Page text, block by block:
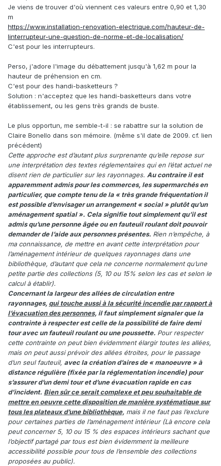
Je viens de trouver d'où viennent ces valeurs entre 0,90 et 1,30
m
https://www.installation-renovation-electrique.com/hauteur-de-
linterrupteur-une-question-de-norme-et-de-localisation/
C'est pour les interrupteurs.
Perso, j'adore l'image du débattement jusqu'à 1,62 m pour la
hauteur de préhension en cm.
C'est pour des handi-basketteurs ?
Solution : n'acceptez que les handi-basketteurs dans votre
établissement, ou les gens très grands de buste.
Le plus opportun, me semble-t-il : se rabattre sur la solution de
Claire Bonello dans son mémoire. (même s'il date de 2009. cf. lien
précédent)
Cette approche est d’autant plus surprenante qu’elle repose sur
une interprétation des textes réglementaires qui en l’état actuel ne
disent rien de particulier sur les rayonnages. Au contraire il est
apparemment admis pour les commerces, les supermarchés en
particulier, que compte tenu de la « très grande fréquentation il
est possible d’envisager un arrangement « social » plutôt qu’un
aménagement spatial ». Cela signifie tout simplement qu’il est
admis qu’une personne âgée ou en fauteuil roulant doit pouvoir
demander de l’aide aux personnes présentes. Rien n’empêche, à
ma connaissance, de mettre en avant cette interprétation pour
l’aménagement intérieur de quelques rayonnages dans une
bibliothèque, d’autant que cela ne concerne normalement qu’une
petite partie des collections (5, 10 ou 15% selon les cas et selon le
calcul à établir).
Concernant la largeur des allées de circulation entre
rayonnages, qui touche aussi à la sécurité incendie par rapport à
l’évacuation des personnes, il faut simplement signaler que la
contrainte à respecter est celle de la possibilité de faire demi
tour avec un fauteuil roulant ou une poussette. Pour respecter
cette contrainte on peut bien évidemment élargir toutes les allées,
mais on peut aussi prévoir des allées étroites, pour le passage
d’un seul fauteuil, avec la création d’aires de « manoeuvre » à
distance régulière (fixée par la réglementation incendie) pour
s’assurer d’un demi tour et d’une évacuation rapide en cas
d’incident. Bien sûr ce serait complexe et peu souhaitable de
mettre en oeuvre cette disposition de manière systématique sur
tous les plateaux d’une bibliothèque, mais il ne faut pas l’exclure
pour certaines parties de l’aménagement intérieur (Là encore cela
peut concerner 5, 10 ou 15 % des espaces intérieurs sachant que
l’objectif partagé par tous est bien évidemment la meilleure
accessibilité possible pour tous de l’ensemble des collections
proposées au public).